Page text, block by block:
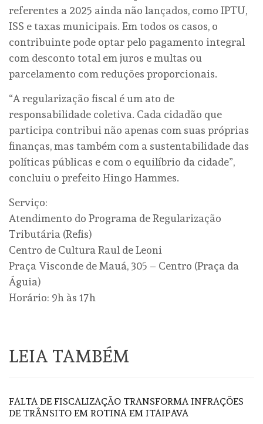
referentes a 2025 ainda não lançados, como IPTU,
ISS e taxas municipais. Em todos os casos, o
contribuinte pode optar pelo pagamento integral
com desconto total em juros e multas ou
parcelamento com reduções proporcionais.
“A regularização fiscal é um ato de
responsabilidade coletiva. Cada cidadão que
participa contribui não apenas com suas próprias
finanças, mas também com a sustentabilidade das
políticas públicas e com o equilíbrio da cidade”,
concluiu o prefeito Hingo Hammes.
Serviço:
Atendimento do Programa de Regularização
Tributária (Refis)
Centro de Cultura Raul de Leoni
Praça Visconde de Mauá, 305 – Centro (Praça da
Águia)
Horário: 9h às 17h
LEIA TAMBÉM
FALTA DE FISCALIZAÇÃO TRANSFORMA INFRAÇÕES
DE TRÂNSITO EM ROTINA EM ITAIPAVA